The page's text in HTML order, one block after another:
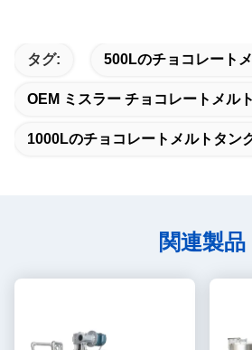
タグ: 500Lのチョコレート
OEM ミスラー チョコレートメル
1000Lのチョコレートメルトタン
関連製品